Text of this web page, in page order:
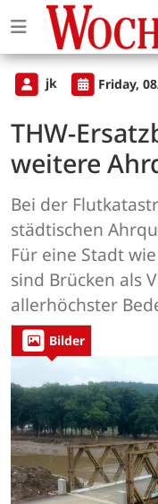
jk Friday,
THW-
weitere
Bei der
städtischen
Für eine Stadt
sind Brücken als
allerhöchster
Bilder